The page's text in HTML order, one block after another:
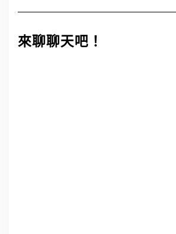
來聊聊天吧！